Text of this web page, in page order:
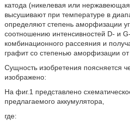
катода (никелевая или нержавеющая
высушивают при температуре в
определяют степень аморфизации
соотношению интенсивностей D- и
комбинационного рассеяния и
графит со степенью аморфизации от
Сущность изобретения поясняется
изображено:
На фиг.1 представлено
предлагаемого аккумулятора,
где: